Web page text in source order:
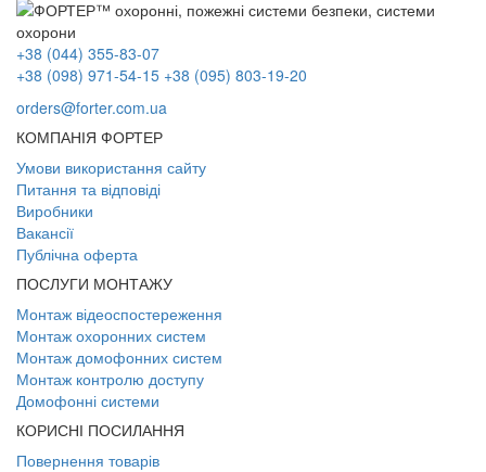
+38 (044) 355-83-07
+38 (098) 971-54-15 +38 (095) 803-19-20
orders@forter.com.ua
КОМПАНІЯ ФОРТЕР
Умови використання сайту
Питання та відповіді
Виробники
Вакансії
Публічна оферта
ПОСЛУГИ МОНТАЖУ
Монтаж відеоспостереження
Монтаж охоронних систем
Монтаж домофонних систем
Монтаж контролю доступу
Домофонні системи
КОРИСНІ ПОСИЛАННЯ
Повернення товарів